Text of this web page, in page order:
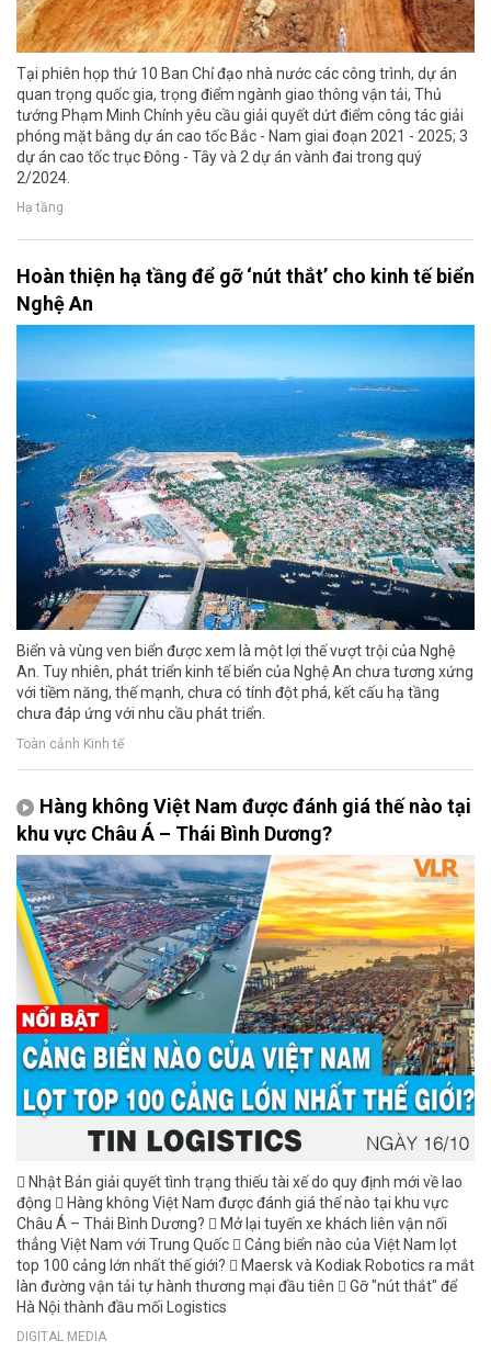
Tại phiên họp thứ 10 Ban Chỉ đạo nhà nước các công trình, dự án
quan trọng quốc gia, trọng điểm ngành giao thông vận tải, Thủ
tướng Phạm Minh Chính yêu cầu giải quyết dứt điểm công tác giải
phóng mặt bằng dự án cao tốc Bắc - Nam giai đoạn 2021 - 2025; 3
dự án cao tốc trục Đông - Tây và 2 dự án vành đai trong quý
2/2024.
Hạ tầng
Hoàn thiện hạ tầng để gỡ ‘nút thắt’ cho kinh tế biển
Nghệ An
Biển và vùng ven biển được xem là một lợi thế vượt trội của Nghệ
An. Tuy nhiên, phát triển kinh tế biển của Nghệ An chưa tương xứng
với tiềm năng, thế mạnh, chưa có tính đột phá, kết cấu hạ tầng
chưa đáp ứng với nhu cầu phát triển.
Toàn cảnh Kinh tế
Hàng không Việt Nam được đánh giá thế nào tại
khu vực Châu Á – Thái Bình Dương?
 Nhật Bản giải quyết tình trạng thiếu tài xế do quy định mới về lao
động  Hàng không Việt Nam được đánh giá thế nào tại khu vực
Châu Á – Thái Bình Dương?  Mở lại tuyến xe khách liên vận nối
thẳng Việt Nam với Trung Quốc  Cảng biển nào của Việt Nam lọt
top 100 cảng lớn nhất thế giới?  Maersk và Kodiak Robotics ra mắt
làn đường vận tải tự hành thương mại đầu tiên  Gỡ "nút thắt" để
Hà Nội thành đầu mối Logistics
DIGITAL MEDIA